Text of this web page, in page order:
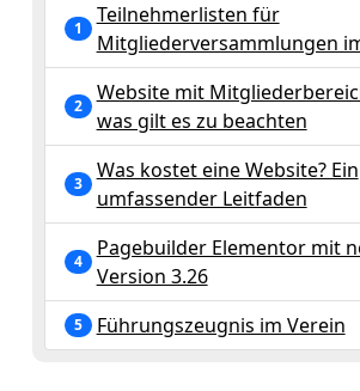
1
Teilnehmerlisten für
Mitgliederversammlungen
2
Website mit
was gilt es zu beachten
3
Was kostet eine Website? Ein
umfassender Leitfaden
4
Pagebuilder Elementor mit
Version 3.26
5 Führungszeugnis im Verein